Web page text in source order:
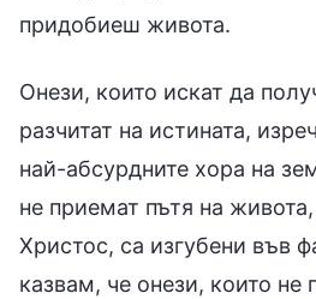
придобиеш живота.
Онези, които искат да
разчитат на истината,
най-абсурдните хора на
не приемат пътя на
Христос, са изгубени във
казвам, че онези, които не